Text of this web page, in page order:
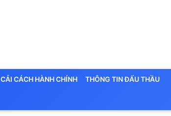
CẢI CÁCH HÀNH CHÍNH THÔNG TIN ĐẤU THẦU